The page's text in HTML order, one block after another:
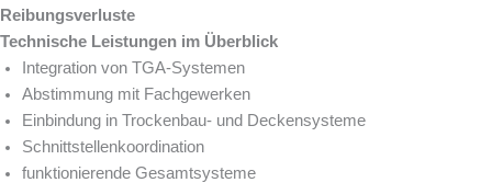
Reibungsverluste
Technische Leistungen im Überblick
Integration von TGA-Systemen
Abstimmung mit Fachgewerken
Einbindung in Trockenbau- und Deckensysteme
Schnittstellenkoordination
funktionierende Gesamtsysteme